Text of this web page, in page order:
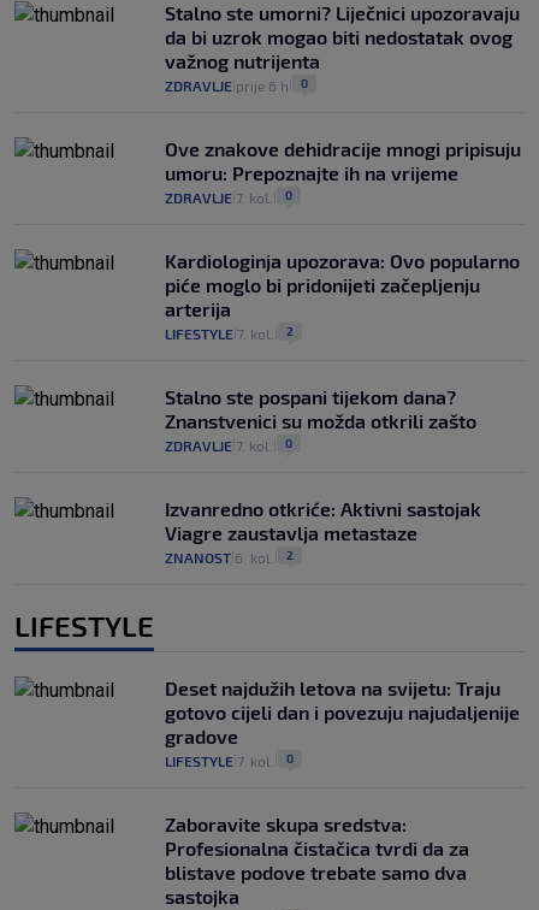
Stalno ste umorni? Liječnici upozoravaju
da bi uzrok mogao biti nedostatak ovog
važnog nutrijenta
ZDRAVLJE prije 6 h 0
Ove znakove dehidracije mnogi pripisuju
umoru: Prepoznajte ih na vrijeme
ZDRAVLJE 7. kol. 0
Kardiologinja upozorava: Ovo popularno
piće moglo bi pridonijeti začepljenju
arterija
LIFESTYLE 7. kol. 2
Stalno ste pospani tijekom dana?
Znanstvenici su možda otkrili zašto
ZDRAVLJE 7. kol. 0
Izvanredno otkriće: Aktivni sastojak
Viagre zaustavlja metastaze
ZNANOST 6. kol. 2
LIFESTYLE
Deset najdužih letova na svijetu: Traju
gotovo cijeli dan i povezuju najudaljenije
gradove
LIFESTYLE 7. kol. 0
Zaboravite skupa sredstva:
Profesionalna čistačica tvrdi da za
blistave podove trebate samo dva
sastojka